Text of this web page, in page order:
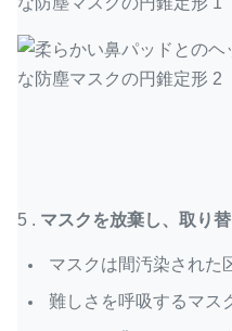
5 . マスクを放棄し、取り
マスクは間汚染された
難しさを呼吸するマス